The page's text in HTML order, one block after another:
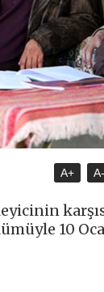
A+ A-
10